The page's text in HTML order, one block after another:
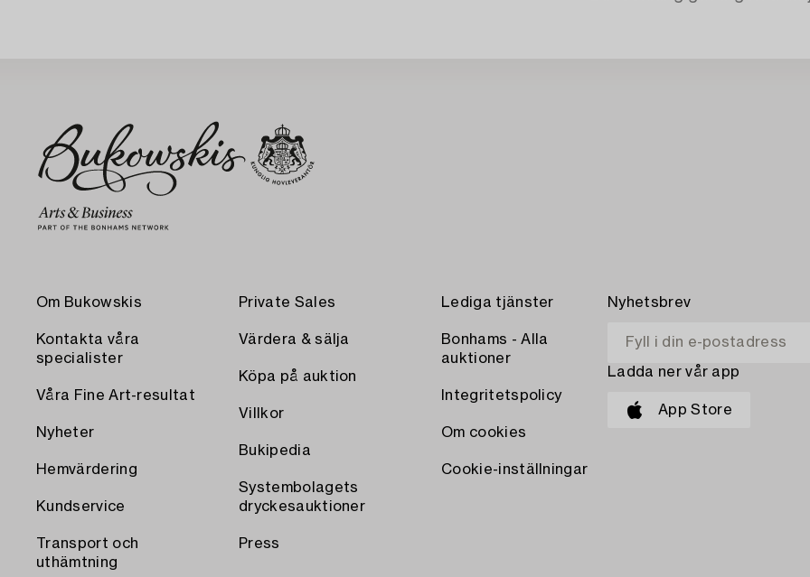
Om Bukowskis
Kontakta våra
specialister
Våra Fine Art-resultat
Nyheter
Hemvärdering
Kundservice
Transport och
uthämtning
Private Sales
Värdera & sälja
Köpa på auktion
Villkor
Bukipedia
Systembolagets
dryckesauktioner
Press
Lediga tjänster
Bonhams - Alla
auktioner
Integritetspolicy
Om cookies
Cookie-inställningar
Nyhetsbrev
Ladda ner vår app
App Store